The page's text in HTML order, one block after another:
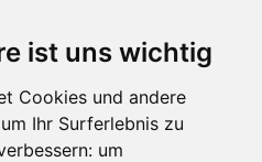
ist uns wichtig
Cookies und andere
Ihr Surferlebnis zu
um